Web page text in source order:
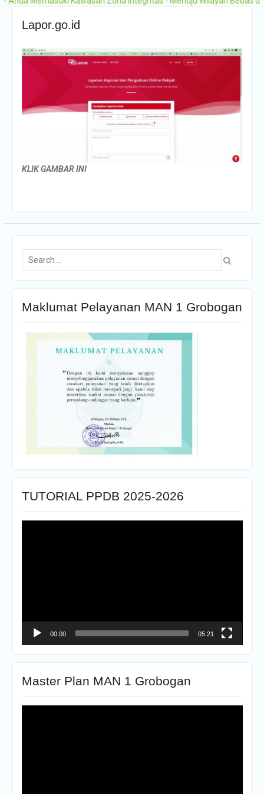
Ajaran 2026-2027
Lapor.go.id
KLIK GAMBAR INI
Maklumat Pelayanan MAN 1 Grobogan
TUTORIAL PPDB 2025-2026
00:00 05:21
Master Plan MAN 1 Grobogan